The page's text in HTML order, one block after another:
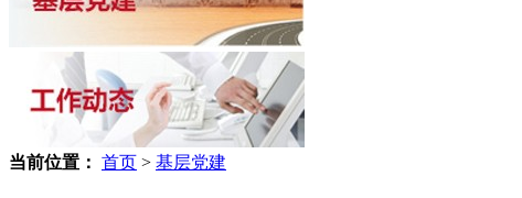
当前位置： 首页 > 基层党建